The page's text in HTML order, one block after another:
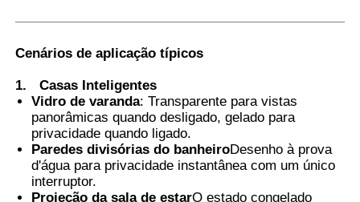
Cenários de aplicação típicos
1.
Casas Inteligentes
Vidro de varanda: Transparente para vistas
panorâmicas quando desligado, gelado para
privacidade quando ligado.
Paredes divisórias do banheiroDesenho à prova
d'água para privacidade instantânea com um único
interruptor.
Projeção da sala de estarO estado congelado